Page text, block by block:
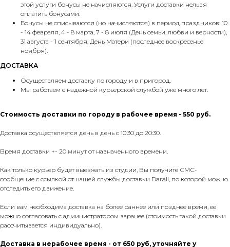
этой услуги бонусы не начисляются. Услуги доставки нельзя
оплатить бонусами.
Бонусы не списываются (но начисляются) в период праздников: 10
- 14 февраля, 4 - 8 марта, 7 - 8 июля (День семьи, любви и верности),
31 августа - 1 сентября, День Матери (последнее воскресенье
ноября).
ДОСТАВКА
Осуществляем доставку по городу и в пригород.
Мы работаем с надежной курьерской службой уже много лет.
Стоимость доставки по городу в рабочее время - 550 руб.
Доставка осуществляется день в день с 10:30 до 20:30.
Время доставки +- 20 минут от назначенного времени.
Как только курьер будет выезжать из студии, Вы получите СМС-
сообщение с ссылкой от нашей службы доставки Darall, по которой можно
отследить его движение.
Если вам необходима доставка на более раннее или позднее время, ее
можно согласовать с администратором заранее (стоимость такой доставки
рассчитывается индивидуально).
Доставка в нерабочее время - от 650 руб, уточняйте у